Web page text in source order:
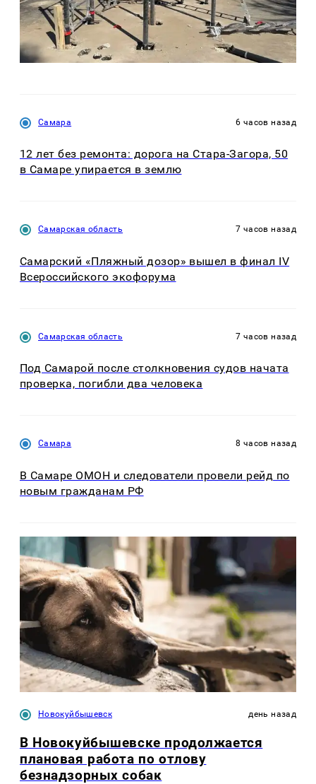
Самара 6 часов назад
12 лет без ремонта: дорога на Стара-Загора, 50
в Самаре упирается в землю
Самарская область 7 часов назад
Самарский «Пляжный дозор» вышел в финал IV
Всероссийского экофорума
Самарская область 7 часов назад
Под Самарой после столкновения судов начата
проверка, погибли два человека
Самара 8 часов назад
В Самаре ОМОН и следователи провели рейд по
новым гражданам РФ
Новокуйбышевск день назад
В Новокуйбышевске продолжается
плановая работа по отлову
безнадзорных собак